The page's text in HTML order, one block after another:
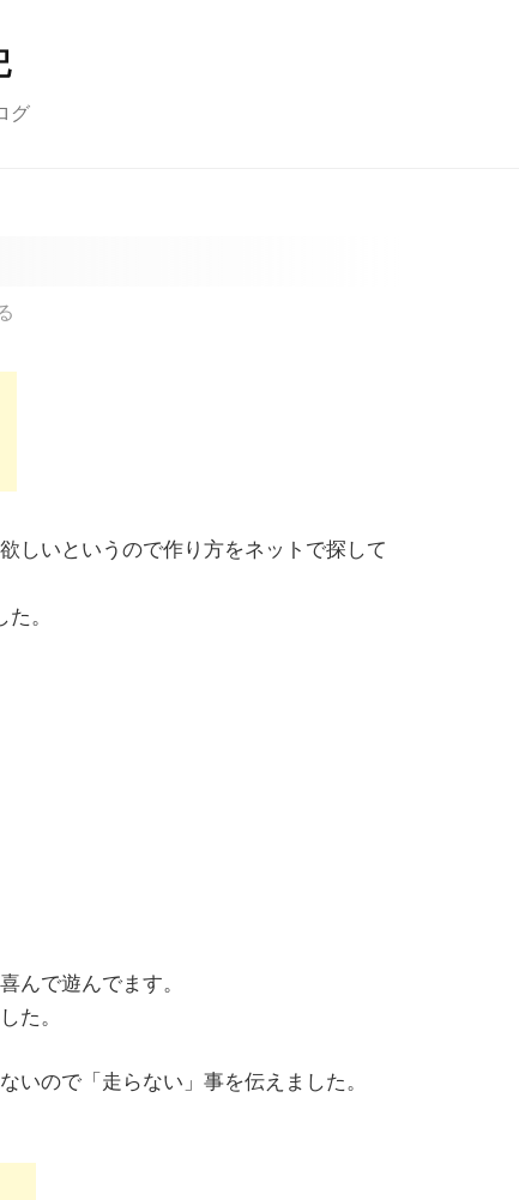
グ
しいというので作り方をネットで探して
。
んで遊んでます。
た。
いので「走らない」事を伝えました。